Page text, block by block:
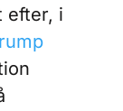
efter, i